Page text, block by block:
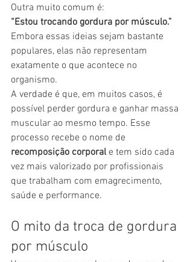
Outra muito comum é:
“Estou trocando gordura por músculo.”
Embora essas ideias sejam bastante
populares, elas não representam
exatamente o que acontece no
organismo.
A verdade é que, em muitos casos, é
possível perder gordura e ganhar massa
muscular ao mesmo tempo. Esse
processo recebe o nome de
recomposição corporal e tem sido cada
vez mais valorizado por profissionais
que trabalham com emagrecimento,
saúde e performance.
O mito da troca de gordura
por músculo